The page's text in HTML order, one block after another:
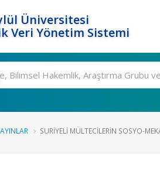
Üniversitesi
Veri Yönetim Sistemi
SURIYELI MÜLTECILERIN SOSYO-